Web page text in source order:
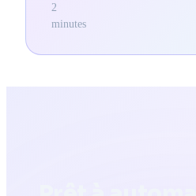
2
minutes